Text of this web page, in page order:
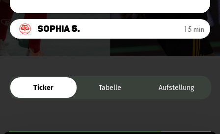
SophiaS. 15 min
Ticker Tabelle Aufstellung